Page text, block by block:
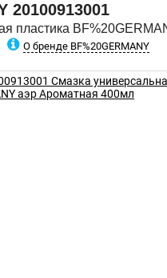
20100913001
пластика
О бренде BF%20GERMANY